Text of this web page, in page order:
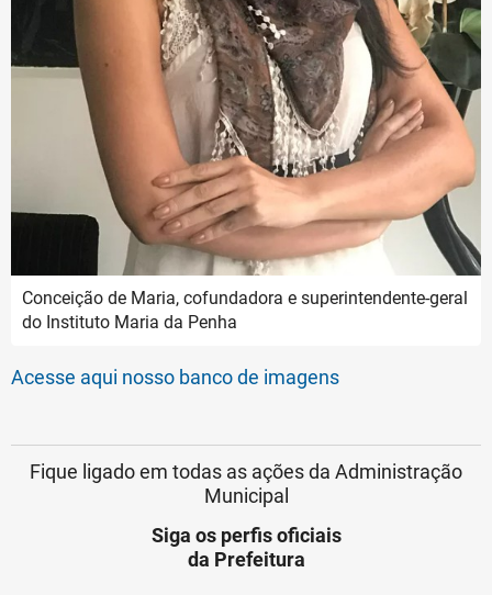
Conceição de Maria, cofundadora e superintendente-geral
do Instituto Maria da Penha
Acesse aqui nosso banco de imagens
Fique ligado em todas as ações da Administração
Municipal
Siga os perfis oficiais
da Prefeitura